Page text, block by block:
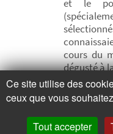
et le
cours du
dégusté à
Ce site utilise des
ceux que vous
Tout accepter